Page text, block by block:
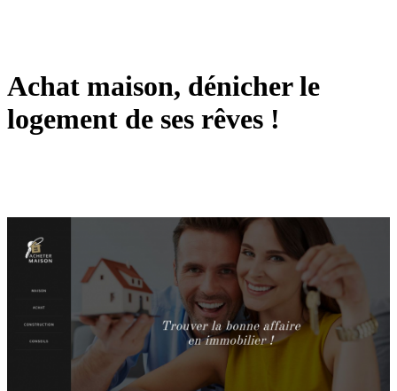
Achat maison, dénicher le
logement de ses rêves !